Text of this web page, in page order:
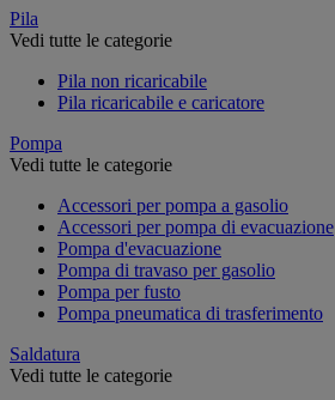
Pila
Vedi tutte le categorie
Pila non ricaricabile
Pila ricaricabile e caricatore
Pompa
Vedi tutte le categorie
Accessori per pompa a gasolio
Accessori per pompa di evacuazione
Pompa d'evacuazione
Pompa di travaso per gasolio
Pompa per fusto
Pompa pneumatica di trasferimento
Saldatura
Vedi tutte le categorie